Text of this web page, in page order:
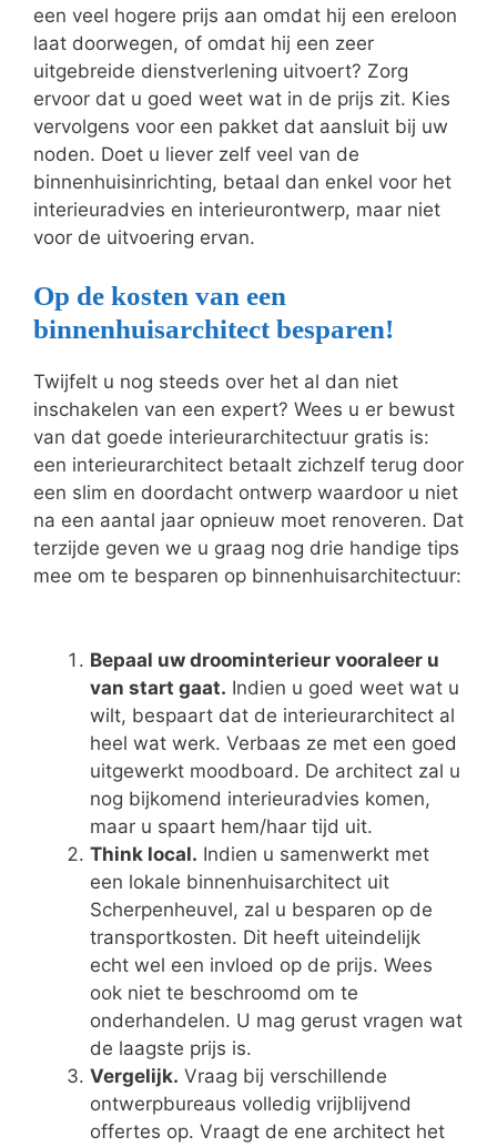
een veel hogere prijs aan omdat hij een ereloon
laat doorwegen, of omdat hij een zeer
uitgebreide dienstverlening uitvoert? Zorg
ervoor dat u goed weet wat in de prijs zit. Kies
vervolgens voor een pakket dat aansluit bij uw
noden. Doet u liever zelf veel van de
binnenhuisinrichting, betaal dan enkel voor het
interieuradvies en interieurontwerp, maar niet
voor de uitvoering ervan.
Op de kosten van een
binnenhuisarchitect besparen!
Twijfelt u nog steeds over het al dan niet
inschakelen van een expert? Wees u er bewust
van dat goede interieurarchitectuur gratis is:
een interieurarchitect betaalt zichzelf terug door
een slim en doordacht ontwerp waardoor u niet
na een aantal jaar opnieuw moet renoveren. Dat
terzijde geven we u graag nog drie handige tips
mee om te besparen op binnenhuisarchitectuur:
Bepaal uw droominterieur vooraleer u
van start gaat. Indien u goed weet wat u
wilt, bespaart dat de interieurarchitect al
heel wat werk. Verbaas ze met een goed
uitgewerkt moodboard. De architect zal u
nog bijkomend interieuradvies komen,
maar u spaart hem/haar tijd uit.
Think local. Indien u samenwerkt met
een lokale binnenhuisarchitect uit
Scherpenheuvel, zal u besparen op de
transportkosten. Dit heeft uiteindelijk
echt wel een invloed op de prijs. Wees
ook niet te beschroomd om te
onderhandelen. U mag gerust vragen wat
de laagste prijs is.
Vergelijk. Vraag bij verschillende
ontwerpbureaus volledig vrijblijvend
offertes op. Vraagt de ene architect het